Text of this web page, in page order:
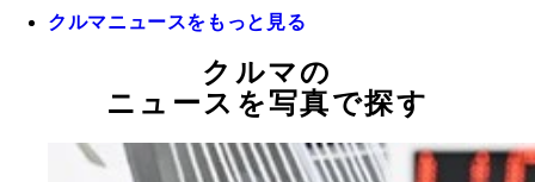
クルマニュースをもっと見る
クルマの
ニュースを写真で探す